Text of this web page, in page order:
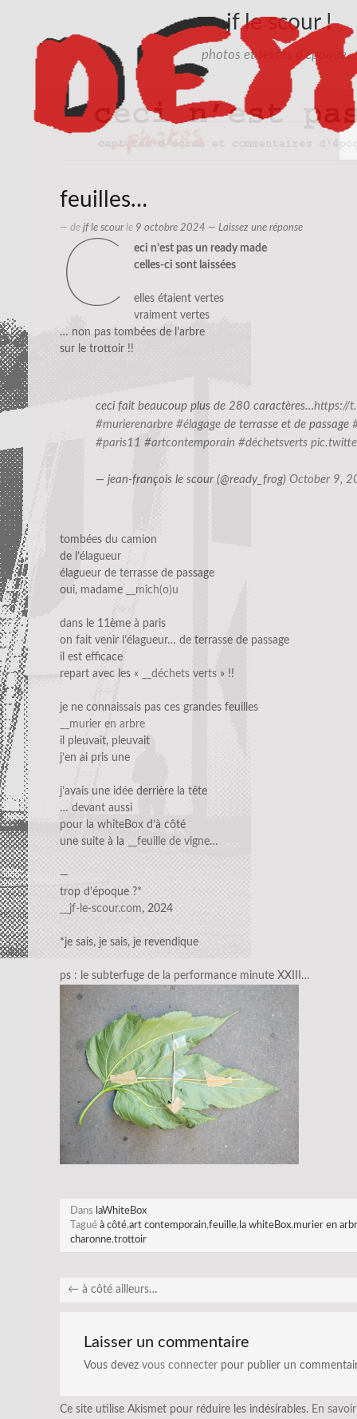
jf le scour !
photos et textes d'époque…
feuilles…
— de jf le scourle 9 octobre 2024 — Laissez une réponse
c
eci n’est pas un ready made
celles-ci sont laissées
elles étaient vertes
vraiment vertes
… non pas tombées de l’arbre
sur le trottoir !!
ceci fait beaucoup plus de 280 caractères…https://
#murierenarbre #élagage de terrasse et de passage
#paris11 #artcontemporain #déchetsverts
— jean-françois le scour (@ready_frog) October 9,
tombées du camion
de l’élagueur
élagueur de terrasse de passage
oui, madame
__mich(o)u
dans le 11ème à paris
on fait venir l’élagueur… de terrasse de passage
il est efficace
repart avec les «
__déchets verts » !!
je ne connaissais pas ces grandes feuilles
__murier en arbre
il pleuvait, pleuvait
j’en ai pris une
j’avais une idée derrière la tête
… devant aussi
pour la whiteBox d’à côté
une suite à la
__feuille de vigne…
—
trop d’époque ?*
__jf-le-scour.com, 2024
*je sais, je sais, je revendique
ps : le subterfuge de la performance minute XXIII…
Dans laWhiteBox
Tagué à côté,art contemporain,feuille,la whiteBox,murier en
charonne,trottoir
← à côté ailleurs…
Laisser un commentaire
Vous devez vous connecter pour publier un
Ce site utilise Akismet pour réduire les indésirables. En